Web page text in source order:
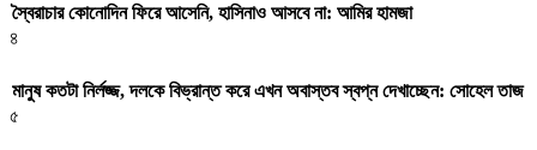
স্বৈরাচার কোনোদিন ফিরে আসেনি, হাসিনাও আসবে না: আমির হামজা
৪
মানুষ কতটা নির্লজ্জ, দলকে বিভ্রান্ত করে এখন অবাস্তব স্বপ্ন দেখাচ্ছেন: সোহেল তাজ
৫